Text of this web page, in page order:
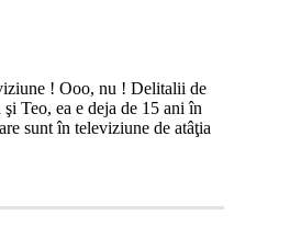
! Ooo, nu ! Delitalii de
Teo, ea e deja de 15 ani în
sunt în televiziune de atâţia